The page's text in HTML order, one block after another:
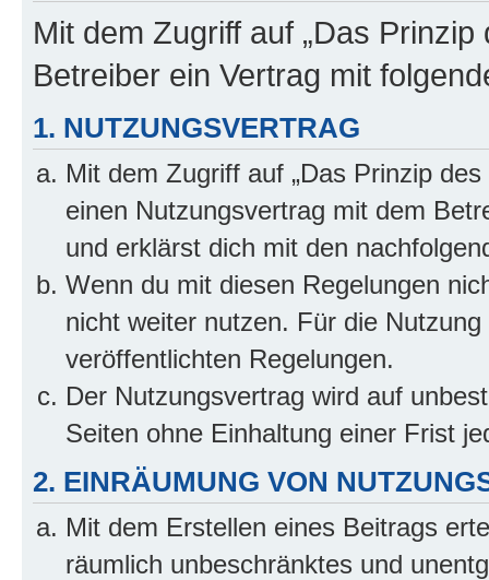
Mit dem Zugriff auf „Das
Betreiber ein Vertrag mit
1. NUTZUNGSVERTRAG
Mit dem Zugriff auf „Das Prinzip
einen Nutzungsvertrag mit dem
und erklärst dich mit den
Wenn du mit diesen Regelungen
nicht weiter nutzen. Für die
veröffentlichten Regelungen.
Der Nutzungsvertrag wird auf
Seiten ohne Einhaltung einer Frist
2. EINRÄUMUNG VON
Mit dem Erstellen eines Beitrags
räumlich unbeschränktes und